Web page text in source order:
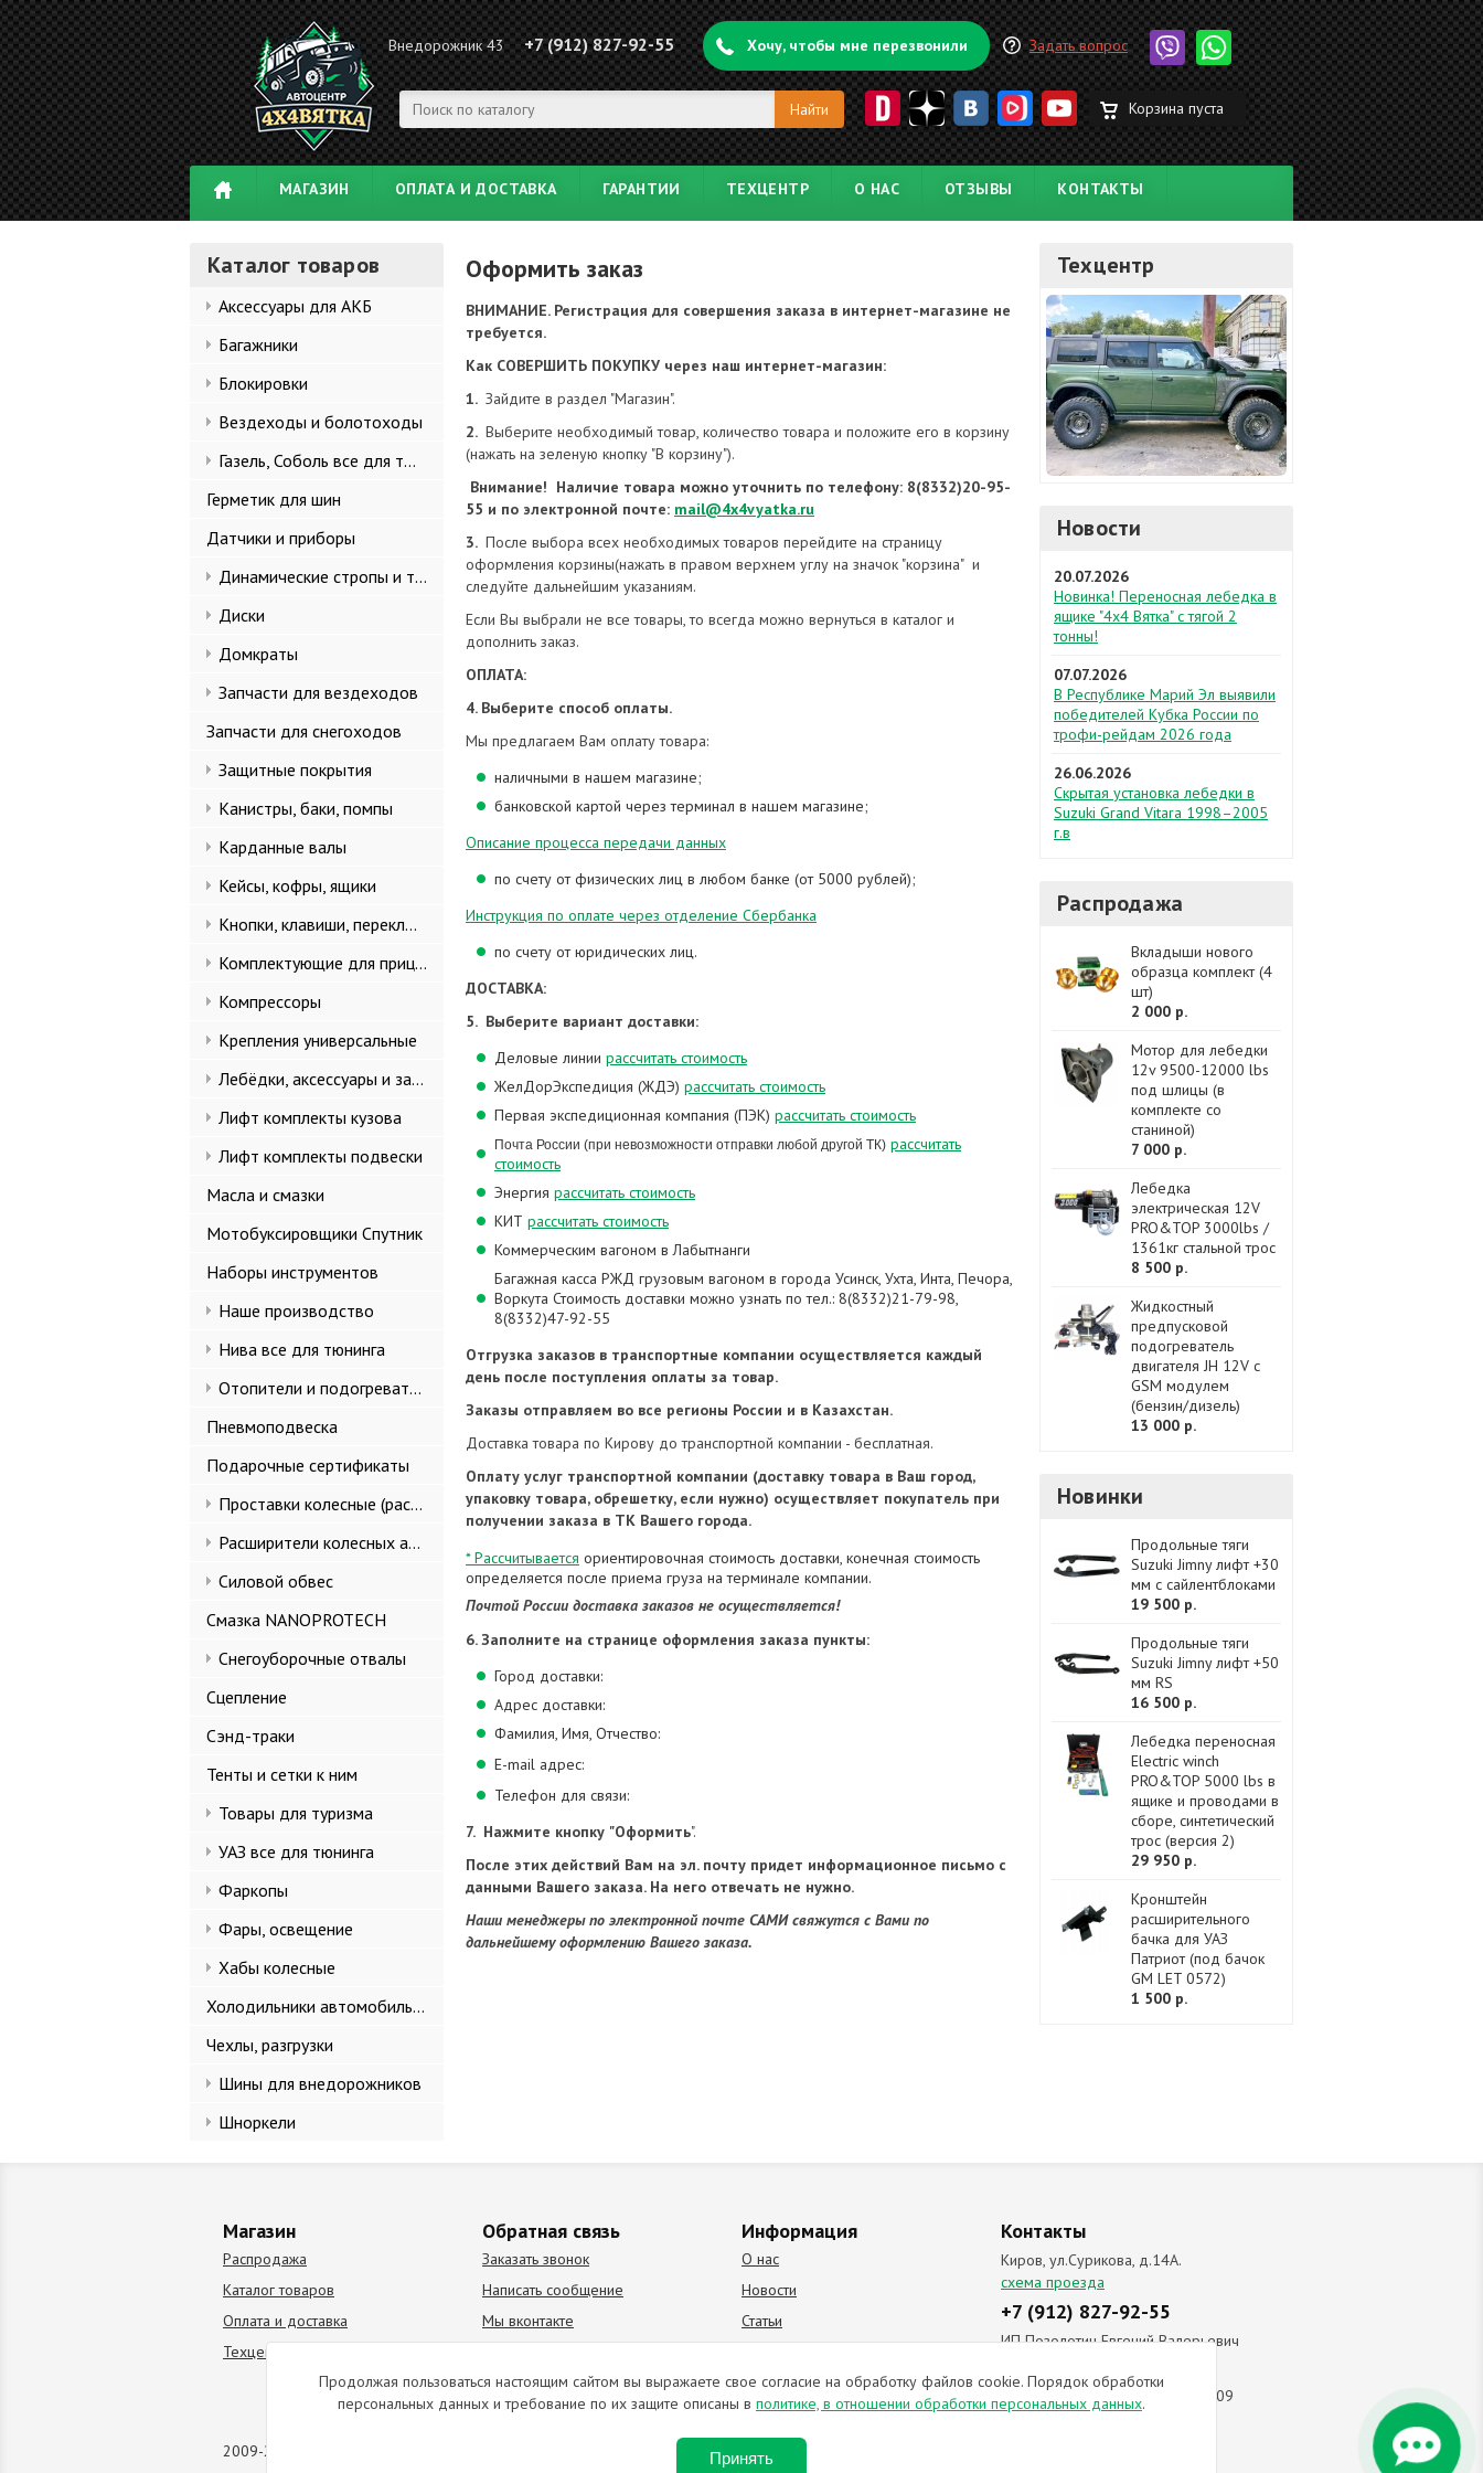
Внедорожник 43 +7 (912) 827-92-55 Хочу, чтобы мне перезвонили Задать вопрос
Корзина пуста
МАГАЗИН ОПЛАТА И ДОСТАВКА ГАРАНТИИ ТЕХЦЕНТР О НАС ОТЗЫВЫ КОНТАКТЫ
Каталог товаров
Аксессуары для АКБ
Багажники
Блокировки
Вездеходы и болотоходы
Газель, Соболь все для тюнинга
Герметик для шин
Датчики и приборы
Динамические стропы и такелаж
Диски
Домкраты
Запчасти для вездеходов
Запчасти для снегоходов
Защитные покрытия
Канистры, баки, помпы
Карданные валы
Кейсы, кофры, ящики
Кнопки, клавиши, переключатели
Комплектующие для прицепов
Компрессоры
Крепления универсальные
Лебёдки, аксессуары и запчасти
Лифт комплекты кузова
Лифт комплекты подвески
Масла и смазки
Мотобуксировщики Спутник
Наборы инструментов
Наше производство
Нива все для тюнинга
Отопители и подогреватели
Пневмоподвеска
Подарочные сертификаты
Проставки колесные (расширители колеи)
Расширители колесных арок и брызговики
Силовой обвес
Смазка NANOPROTECH
Снегоуборочные отвалы
Сцепление
Сэнд-траки
Тенты и сетки к ним
Товары для туризма
УАЗ все для тюнинга
Фаркопы
Фары, освещение
Хабы колесные
Холодильники автомобильные
Чехлы, разгрузки
Шины для внедорожников
Шноркели
Оформить заказ
ВНИМАНИЕ. Регистрация для совершения заказа в интернет-магазине не
требуется.
Как СОВЕРШИТЬ ПОКУПКУ через наш интернет-магазин:
1. Зайдите в раздел "Магазин".
2. Выберите необходимый товар, количество товара и положите его в корзину
(нажать на зеленую кнопку "В корзину").
Внимание! Наличие товара можно уточнить по телефону: 8(8332)20-95-
55 и по электронной почте: mail@4x4vyatka.ru
3. После выбора всех необходимых товаров перейдите на страницу
оформления корзины(нажать в правом верхнем углу на значок "корзина" и
следуйте дальнейшим указаниям.
Если Вы выбрали не все товары, то всегда можно вернуться в каталог и
дополнить заказ.
ОПЛАТА:
4. Выберите способ оплаты.
Мы предлагаем Вам оплату товара:
наличными в нашем магазине;
банковской картой через терминал в нашем магазине;
Описание процесса передачи данных
по счету от физических лиц в любом банке (от 5000 рублей);
Инструкция по оплате через отделение Сбербанка
по счету от юридических лиц.
ДОСТАВКА:
5. Выберите вариант доставки:
Деловые линии расcчитать стоимость
ЖелДорЭкспедиция (ЖДЭ) расcчитать стоимость
Первая экспедиционная компания (ПЭК) расcчитать стоимость
Почта России (при невозможности отправки любой другой ТК) рассчитать
стоимость
Энергия рассчитать стоимость
КИТ рассчитать стоимость
Коммерческим вагоном в Лабытнанги
Багажная касса РЖД грузовым вагоном в города Усинск, Ухта, Инта, Печора,
Воркута Стоимость доставки можно узнать по тел.: 8(8332)21-79-98,
8(8332)47-92-55
Отгрузка заказов в транспортные компании осуществляется каждый
день после поступления оплаты за товар.
Заказы отправляем во все регионы России и в Казахстан.
Доставка товара по Кирову до транспортной компании - бесплатная.
Оплату услуг транспортной компании (доставку товара в Ваш город,
упаковку товара, обрешетку, если нужно) осуществляет покупатель при
получении заказа в ТК Вашего города.
* Рассчитывается ориентировочная стоимость доставки, конечная стоимость
определяется после приема груза на терминале компании.
Почтой России доставка заказов не осуществляется!
6. Заполните на странице оформления заказа пункты:
Город доставки:
Адрес доставки:
Фамилия, Имя, Отчество:
Е-mail адрес:
Телефон для связи:
7. Нажмите кнопку "Оформить".
После этих действий Вам на эл. почту придет информационное письмо с
данными Вашего заказа. На него отвечать не нужно.
Наши менеджеры по электронной почте САМИ свяжутся с Вами по
дальнейшему оформлению Вашего заказа.
Техцентр
Новости
20.07.2026
Новинка! Переносная лебедка в
ящике "4х4 Вятка" с тягой 2
тонны!
07.07.2026
В Республике Марий Эл выявили
победителей Кубка России по
трофи-рейдам 2026 года
26.06.2026
Скрытая установка лебедки в
Suzuki Grand Vitara 1998–2005
г.в
Распродажа
Вкладыши нового
образца комплект (4
шт)
2 000 р.
Мотор для лебедки
12v 9500-12000 lbs
под шлицы (в
комплекте со
станиной)
7 000 р.
Лебедка
электрическая 12V
PRO&TOP 3000lbs /
1361кг стальной трос
8 500 р.
Жидкостный
предпусковой
подогреватель
двигателя JH 12V с
GSM модулем
(бензин/дизель)
13 000 р.
Новинки
Продольные тяги
Suzuki Jimny лифт +30
мм с сайлентблоками
19 500 р.
Продольные тяги
Suzuki Jimny лифт +50
мм RS
16 500 р.
Лебедка переносная
Electric winch
PRO&TOP 5000 lbs в
ящике и проводами в
сборе, синтетический
трос (версия 2)
29 950 р.
Кронштейн
расширительного
бачка для УАЗ
Патриот (под бачок
GM LET 0572)
1 500 р.
Магазин
Распродажа
Каталог товаров
Оплата и доставка
Техцентр
Обратная связь
Заказать звонок
Написать сообщение
Мы вконтакте
Информация
О нас
Новости
Статьи
Контакты
Киров, ул.Сурикова, д.14А.
схема проезда
+7 (912) 827-92-55
ИП Позолотин Евгений Валерьевич
ИНН 434537218055 / ОГРН ИП
309434505600123 от 25.02.2009
2009-2026 © Все права защищены. Копирование материалов запрещено. Отправляя любую форму на сайте, вы соглашаетесь с
Продолжая пользоваться настоящим сайтом вы выражаете свое согласие на обработку файлов cookie. Порядок обработки
персональных данных и требование по их защите описаны в политике, в отношении обработки персональных данных.
Принять